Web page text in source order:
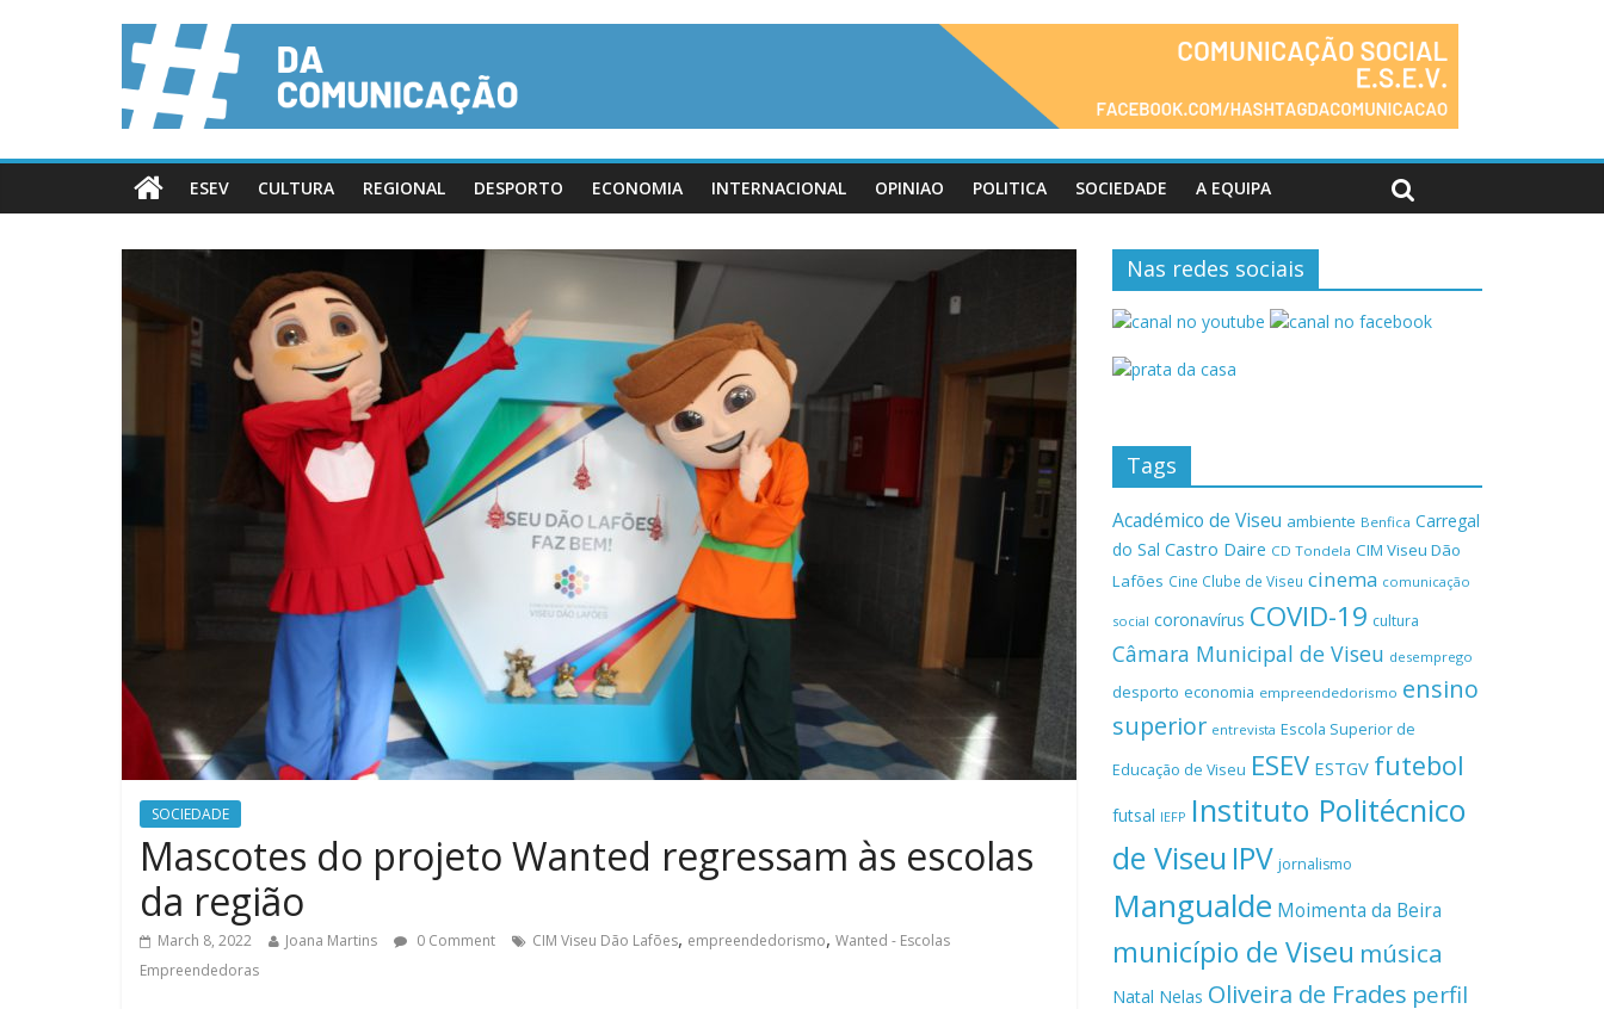
ESEV CULTURA REGIONAL DESPORTO ECONOMIA INTERNACIONAL OPINIAO POLITICA SOCIEDADE A EQUIPA
SOCIEDADE
Mascotes do projeto Wanted regressam às escolas
da região
March 8, 2022 Joana Martins 0 Comment CIM Viseu Dão Lafões, empreendedorismo, Wanted - Escolas
Empreendedoras
Nas redes sociais
Tags
Académico de Viseu ambiente Benfica Carregal
do Sal Castro Daire CD Tondela CIM Viseu Dão
Lafões Cine Clube de Viseu cinema comunicação
social coronavírus COVID-19 cultura
Câmara Municipal de Viseu desemprego
desporto economia empreendedorismo ensino
superior entrevista Escola Superior de
Educação de Viseu ESEV ESTGV futebol
futsal IEFP Instituto Politécnico
de Viseu IPV jornalismo
Mangualde Moimenta da Beira
município de Viseu música
Natal Nelas Oliveira de Frades perfil